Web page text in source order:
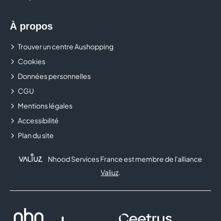
À propos
Trouver un centre Aushopping
Cookies
Données personnelles
CGU
Mentions légales
Accessibilité
Plan du site
Nhood Services France est membre de l'alliance
Valiuz.